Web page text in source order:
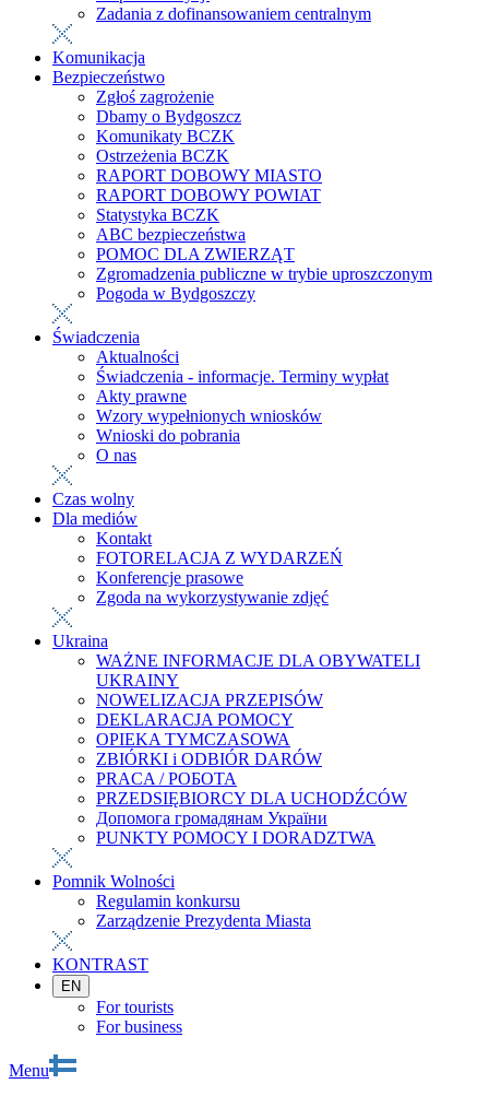
Zadania z dofinansowaniem centralnym
Komunikacja
Bezpieczeństwo
Zgłoś zagrożenie
Dbamy o Bydgoszcz
Komunikaty BCZK
Ostrzeżenia BCZK
RAPORT DOBOWY MIASTO
RAPORT DOBOWY POWIAT
Statystyka BCZK
ABC bezpieczeństwa
POMOC DLA ZWIERZĄT
Zgromadzenia publiczne w trybie uproszczonym
Pogoda w Bydgoszczy
Świadczenia
Aktualności
Świadczenia - informacje. Terminy wypłat
Akty prawne
Wzory wypełnionych wniosków
Wnioski do pobrania
O nas
Czas wolny
Dla mediów
Kontakt
FOTORELACJA Z WYDARZEŃ
Konferencje prasowe
Zgoda na wykorzystywanie zdjęć
Ukraina
WAŻNE INFORMACJE DLA OBYWATELI
UKRAINY
NOWELIZACJA PRZEPISÓW
DEKLARACJA POMOCY
OPIEKA TYMCZASOWA
ZBIÓRKI i ODBIÓR DARÓW
PRACA / РОБОТА
PRZEDSIĘBIORCY DLA UCHODŹCÓW
Допомога громадянам України
PUNKTY POMOCY I DORADZTWA
Pomnik Wolności
Regulamin konkursu
Zarządzenie Prezydenta Miasta
KONTRAST
EN
For tourists
For business
Menu